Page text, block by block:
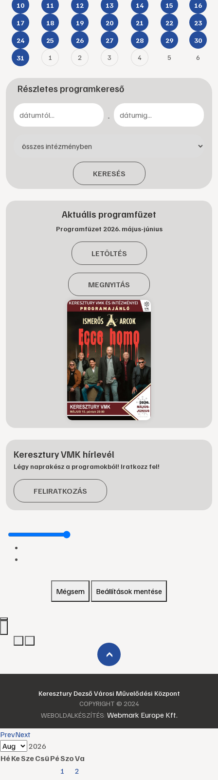
10 11 12 13 14 15 16
17 18 19 20 21 22 23
24 25 26 27 28 29 30
31 1 2 3 4 5 6
Részletes programkereső
-
KERESÉS
Aktuális programfüzet
Programfüzet 2026. május-június
LETÖLTÉS
MEGNYITÁS
Keresztury VMK hírlevél
Légy naprakész a programokból! Iratkozz fel!
FELIRATKOZÁS
Mégsem Beállítások mentése
›
Keresztury Dezső Városi Művelődési Központ
COPYRIGHT © 2024
WEBOLDALKÉSZÍTÉS: Webmark Europe Kft.
PrevNext
2026
HéKeSzeCsüPéSzoVa
1
2